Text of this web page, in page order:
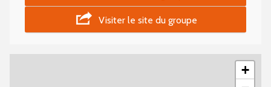
Visiter le site du groupe
+